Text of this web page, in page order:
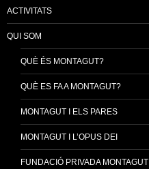
ACTIVITATS
QUI SOM
QUÈ ÉS MONTAGUT?
QUÈ ES FA A MONTAGUT?
MONTAGUT I ELS PARES
MONTAGUT I L’OPUS DEI
FUNDACIÓ PRIVADA MONTAGUT